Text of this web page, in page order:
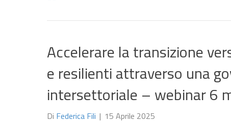
Accelerare la transizione
e resilienti attraverso una
intersettoriale – webinar 6
Di Federica Fili | 15 Aprile 2025